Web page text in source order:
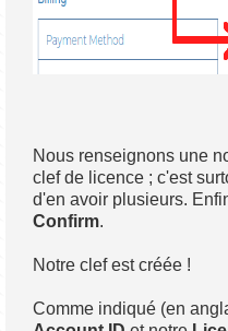
Nous renseignons une
clef de licence ; c'est
d'en avoir plusieurs.
Confirm.
Notre clef est créée !
Comme indiqué (en